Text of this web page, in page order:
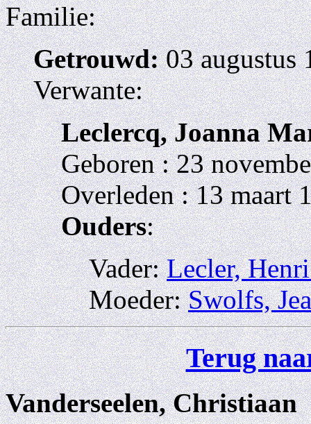
Familie:
Getrouwd:03 augustus
Verwante:
Leclercq, Joanna
Geboren : 23
Overleden : 13 maart
Ouders:
Vader:Lecler,
Moeder:Swolfs,
Terug
Vanderseelen, Christiaan